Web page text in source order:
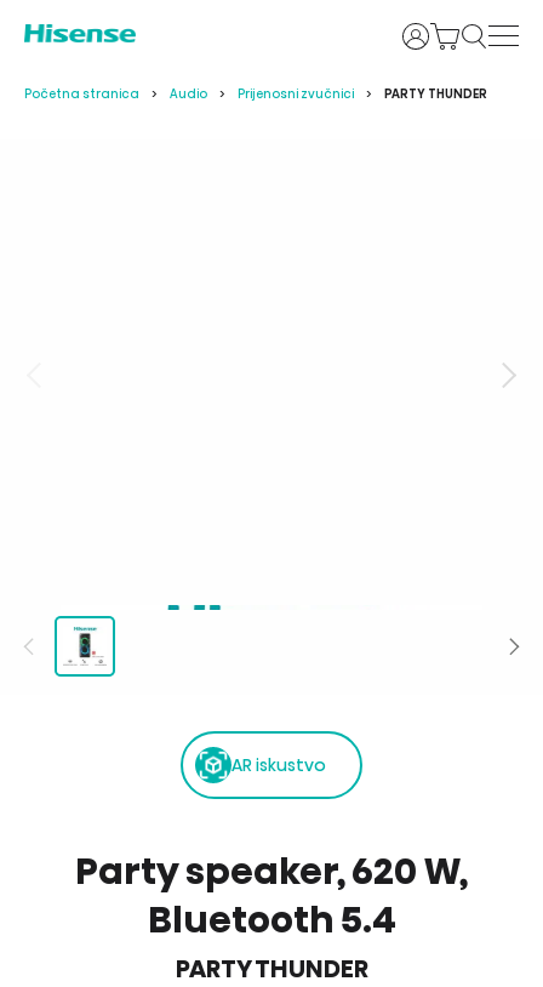
Prijava
Početna stranica Audio Prijenosni zvučnici PARTY THUNDER
AR iskustvo
Party speaker, 620 W,
Bluetooth 5.4
PARTY THUNDER